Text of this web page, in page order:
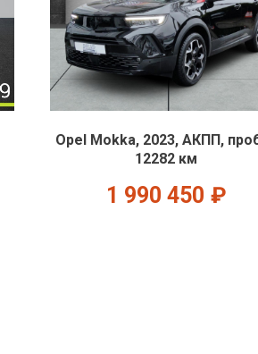
Opel Mokka, 2023, АКПП,
12282 км
1 990 450 ₽